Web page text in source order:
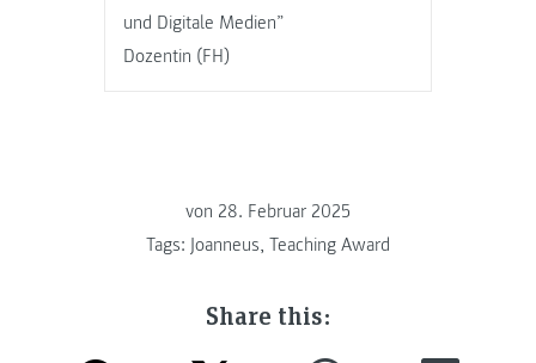
und Digitale Medien”
Dozentin (FH)
von 28. Februar 2025
Tags: Joanneus, Teaching Award
Share this: